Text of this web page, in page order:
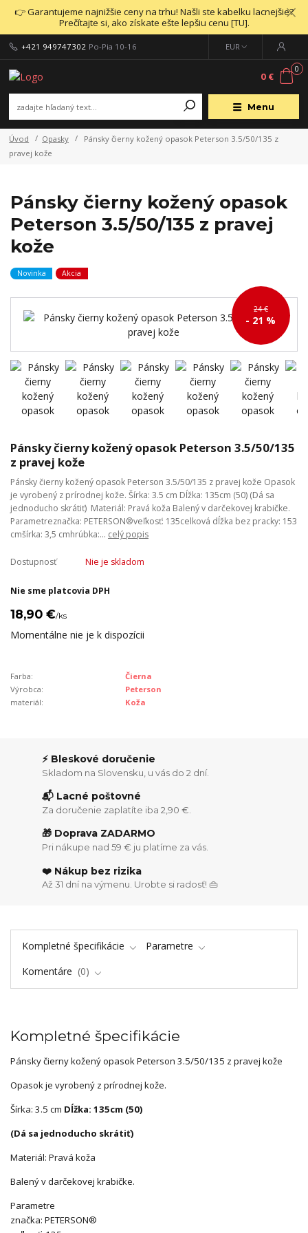
👉 Garantujeme najnižšie ceny na trhu! Našli ste kabelku lacnejšie?
Prečítajte si, ako získate ešte lepšiu cenu [TU].
Menu
EUR
+421 949747302 Po-Pia 10-16
0
0 €
Úvod Opasky
Pánsky čierny kožený opasok Peterson 3.5/50/135 z
pravej kože
Pánsky čierny kožený opasok
Peterson 3.5/50/135 z pravej
kože
Novinka Akcia
24 €
- 21 %
Pánsky čierny kožený opasok Peterson 3.5/50/135
z pravej kože
Pánsky čierny kožený opasok Peterson 3.5/50/135 z pravej kože Opasok
je vyrobený z prírodnej kože. Šírka: 3.5 cm Dĺžka: 135cm (50) (Dá sa
jednoducho skrátiť) Materiál: Pravá koža Balený v darčekovej krabičke.
Parametreznačka: PETERSON®veľkosť: 135celková dĺžka bez pracky: 153
cmšírka: 3,5 cmhrúbka:... celý popis
Dostupnosť Nie je skladom
Nie sme platcovia DPH
18,90 €/ks
Momentálne nie je k dispozícii
Farba:
Čierna
Výrobca:
Peterson
materiál:
Koža
⚡ Bleskové doručenie
Skladom na Slovensku, u vás do 2 dní.
📬 Lacné poštovné
Za doručenie zaplatíte iba 2,90 €.
🎁 Doprava ZADARMO
Pri nákupe nad 59 € ju platíme za vás.
❤️ Nákup bez rizika
Až 31 dní na výmenu. Urobte si radosť! 👜
Kompletné špecifikácie
Parametre
Komentáre
0
Kompletné špecifikácie
Pánsky čierny kožený opasok Peterson 3.5/50/135 z pravej kože
Opasok je vyrobený z prírodnej kože.
Šírka: 3.5 cm Dĺžka: 135cm (50)
(Dá sa jednoducho skrátiť)
Materiál: Pravá koža
Balený v darčekovej krabičke.
Parametre
značka: PETERSON®